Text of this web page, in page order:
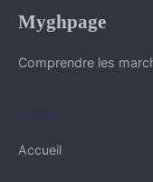
Myghpage
Comprendre les
LIENS
Accueil